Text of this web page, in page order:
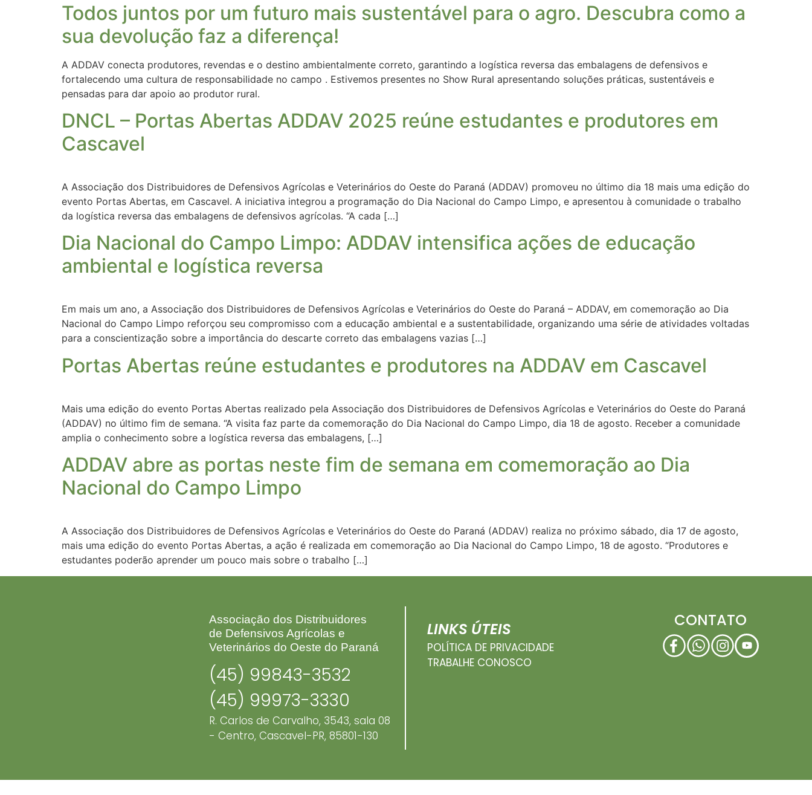
Todos juntos por um futuro mais sustentável para o agro. Descubra como a
sua devolução faz a diferença!
A ADDAV conecta produtores, revendas e o destino ambientalmente correto, garantindo a logística reversa das embalagens de defensivos e
fortalecendo uma cultura de responsabilidade no campo . Estivemos presentes no Show Rural apresentando soluções práticas, sustentáveis e
pensadas para dar apoio ao produtor rural.
DNCL – Portas Abertas ADDAV 2025 reúne estudantes e produtores em
Cascavel
A Associação dos Distribuidores de Defensivos Agrícolas e Veterinários do Oeste do Paraná (ADDAV) promoveu no último dia 18 mais uma edição do
evento Portas Abertas, em Cascavel. A iniciativa integrou a programação do Dia Nacional do Campo Limpo, e apresentou à comunidade o trabalho
da logística reversa das embalagens de defensivos agrícolas. “A cada […]
Dia Nacional do Campo Limpo: ADDAV intensifica ações de educação
ambiental e logística reversa
Em mais um ano, a Associação dos Distribuidores de Defensivos Agrícolas e Veterinários do Oeste do Paraná – ADDAV, em comemoração ao Dia
Nacional do Campo Limpo reforçou seu compromisso com a educação ambiental e a sustentabilidade, organizando uma série de atividades voltadas
para a conscientização sobre a importância do descarte correto das embalagens vazias […]
Portas Abertas reúne estudantes e produtores na ADDAV em Cascavel
Mais uma edição do evento Portas Abertas realizado pela Associação dos Distribuidores de Defensivos Agrícolas e Veterinários do Oeste do Paraná
(ADDAV) no último fim de semana. “A visita faz parte da comemoração do Dia Nacional do Campo Limpo, dia 18 de agosto. Receber a comunidade
amplia o conhecimento sobre a logística reversa das embalagens, […]
ADDAV abre as portas neste fim de semana em comemoração ao Dia
Nacional do Campo Limpo
A Associação dos Distribuidores de Defensivos Agrícolas e Veterinários do Oeste do Paraná (ADDAV) realiza no próximo sábado, dia 17 de agosto,
mais uma edição do evento Portas Abertas, a ação é realizada em comemoração ao Dia Nacional do Campo Limpo, 18 de agosto. “Produtores e
estudantes poderão aprender um pouco mais sobre o trabalho […]
Associação dos Distribuidores
de Defensivos Agrícolas e
Veterinários do Oeste do Paraná
(45) 99843-3532
(45) 99973-3330
R. Carlos de Carvalho, 3543, sala 08
- Centro, Cascavel-PR, 85801-130
LINKS ÚTEIS
POLÍTICA DE PRIVACIDADE
TRABALHE CONOSCO
CONTATO